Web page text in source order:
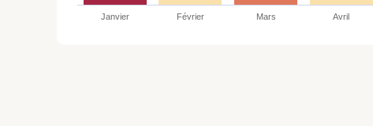
Janvier Février Mars Avril